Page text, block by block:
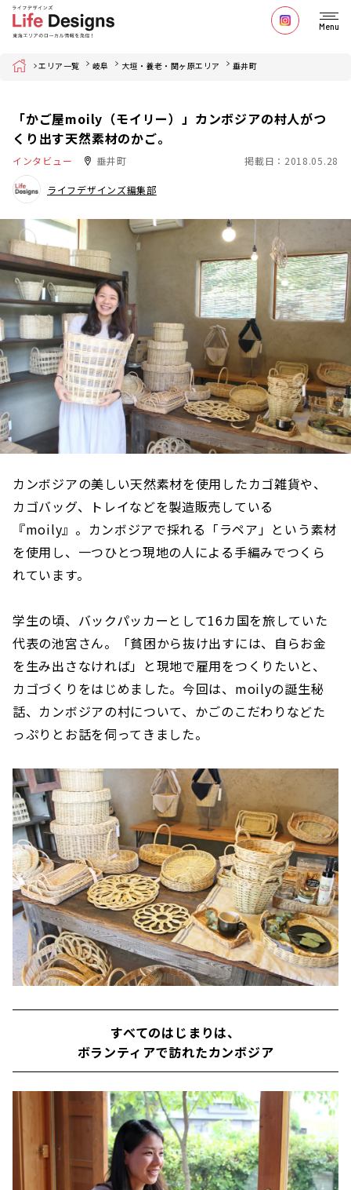
Menu
Home エリア一覧 岐阜 大垣・養老・関ヶ原エリア 垂井町
「かご屋moily（モイリー）」カンボジアの村人がつ
くり出す天然素材のかご。
インタビュー 垂井町 掲載日：2018.05.28
ライフデザインズ編集部
カンボジアの美しい天然素材を使用したカゴ雑貨や、
カゴバッグ、トレイなどを製造販売している
『moily』。カンボジアで採れる「ラペア」という素材
を使用し、一つひとつ現地の人による手編みでつくら
れています。
学生の頃、バックパッカーとして16カ国を旅していた
代表の池宮さん。「貧困から抜け出すには、自らお金
を生み出さなければ」と現地で雇用をつくりたいと、
カゴづくりをはじめました。今回は、moilyの誕生秘
話、カンボジアの村について、かごのこだわりなどた
っぷりとお話を伺ってきました。
すべてのはじまりは、
ボランティアで訪れたカンボジア